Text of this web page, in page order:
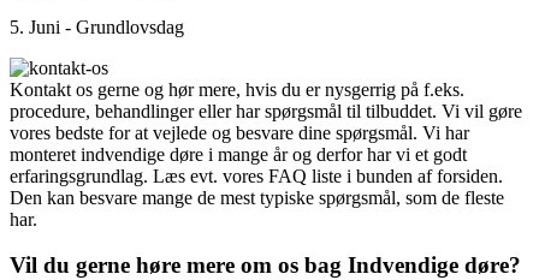
5. Juni - Grundlovsdag
Kontakt os gerne og hør mere, hvis du er nysgerrig på f.eks.
procedure, behandlinger eller har spørgsmål til tilbuddet. Vi vil gøre
vores bedste for at vejlede og besvare dine spørgsmål. Vi har
monteret indvendige døre i mange år og derfor har vi et godt
erfaringsgrundlag. Læs evt. vores FAQ liste i bunden af forsiden.
Den kan besvare mange de mest typiske spørgsmål, som de fleste
har.
Vil du gerne høre mere om os bag Indvendige døre?